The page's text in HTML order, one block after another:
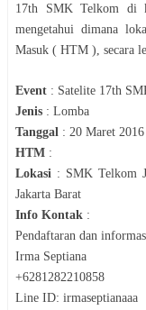
17th SMK Telkom di
mengetahui dimana
Masuk ( HTM ), secara
Event : Satelite 17th
Jenis : Lomba
Tanggal : 20 Maret 2016
HTM :
Lokasi : SMK Telkom
Jakarta Barat
Info Kontak :
Pendaftaran dan
Irma Septiana
+6281282210858
Line ID: irmaseptianaaa